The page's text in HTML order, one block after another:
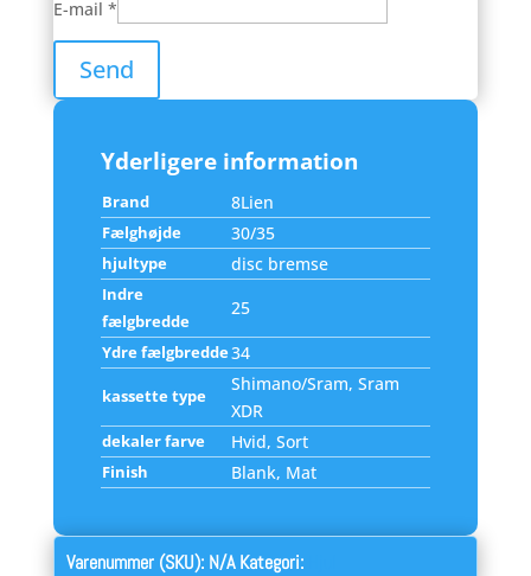
E-mail *
Yderligere information
Brand 8Lien
Fælghøjde 30/35
hjultype disc bremse
Indre
fælgbredde
25
Ydre fælgbredde34
kassette type
Shimano/Sram, Sram
XDR
dekaler farve Hvid, Sort
Finish Blank, Mat
Varenummer (SKU): N/A Kategori: